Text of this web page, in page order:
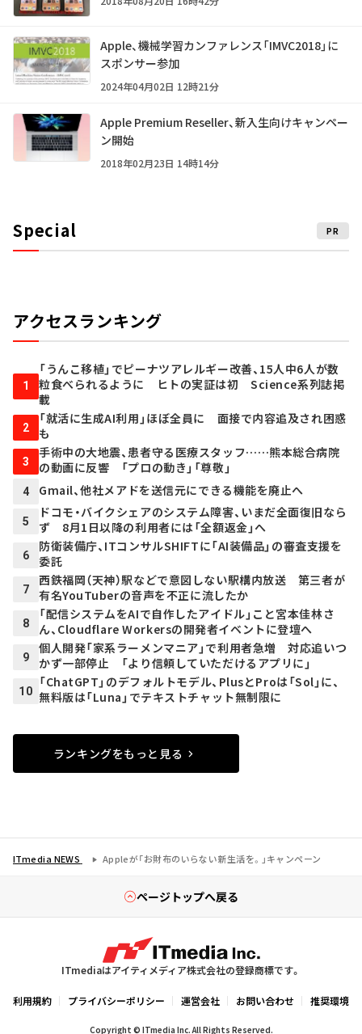
Apple、機械学習カンファレンス「IMVC2018」に
スポンサー参加
2024年04月02日 12時21分
Apple Premium Reseller、新入生向けキャンペー
ン開始
2018年02月23日 14時14分
Special PR
アクセスランキング
1
「うんこ移植」でピーナツアレルギー改善、15人中6人が数
粒食べられるように ヒトの実証は初 Science系列誌掲
載
2
「就活に生成AI利用」ほぼ全員に 面接で内容追及され困惑
も
3
手術中の大地震、患者守る医療スタッフ……熊本総合病院
の動画に反響 「プロの動き」「尊敬」
4 Gmail、他社メアドを送信元にできる機能を廃止へ
5
ドコモ・バイクシェアのシステム障害、いまだ全面復旧なら
ず 8月1日以降の利用者には「全額返金」へ
6
防衛装備庁、ITコンサルSHIFTに「AI装備品」の審査支援を
委託
7
西鉄福岡（天神）駅などで意図しない駅構内放送 第三者が
有名YouTuberの音声を不正に流したか
8
「配信システムをAIで自作したアイドル」こと宮本佳林さ
ん、Cloudflare Workersの開発者イベントに登壇へ
9
個人開発「家系ラーメンマニア」で利用者急増 対応追いつ
かず一部停止 「より信頼していただけるアプリに」
10
「ChatGPT」のデフォルトモデル、PlusとProは「Sol」に、
無料版は「Luna」でテキストチャット無制限に
ランキングをもっと見る
ITmedia NEWS Appleが「お財布のいらない新生活を。」キャンペーン
ページトップへ戻る
ITmediaはアイティメディア株式会社の登録商標です。
利用規約 プライバシーポリシー 運営会社 お問い合わせ 推奨環境
Copyright © ITmedia Inc. All Rights Reserved.